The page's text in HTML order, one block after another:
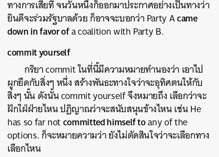
ทางการเสียที จนวันหนึ่งก็ออกมาประกาศอย่างเป็นทางว่า
ยินดีจะร่วมรัฐบาลด้วย ก็อาจจะบอกว่า Party Acame
down in favor ofa coalition with Party B.
commit yourself
กริยา commit ในที่นี้มีความหมายทำนองว่า เอาไป
ผูกยึดกับสิ่งๆ หนึ่ง สร้างพันธะทางใจว่าจะอุทิศตนให้กับ
สิ่งๆ นั้น ดังนั้น commit yourself จึงหมายถึง เลือกว่าจะ
ฝักใฝ่ฝ่ายไหน ปฏิญาณว่าจะสนับสนุนข้างไหน เช่น He
has so far notcommitted himself toany of the
options. ก็จะหมายความว่า ยังไม่ตัดสินใจว่าจะเลือกทาง
เลือกไหน